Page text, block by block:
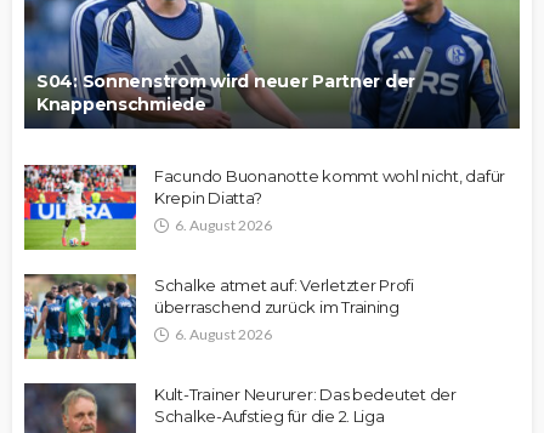
S04: Sonnenstrom wird neuer Partner der
Knappenschmiede
Facundo Buonanotte kommt wohl nicht, dafür
Krepin Diatta?
6. August 2026
Schalke atmet auf: Verletzter Profi
überraschend zurück im Training
6. August 2026
Kult-Trainer Neururer: Das bedeutet der
Schalke-Aufstieg für die 2. Liga